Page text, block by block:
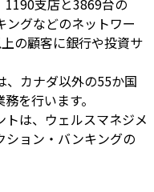
1190支店と3869台の
ングなどのネットワー
の顧客に銀行や投資サ
、カナダ以外の55か国
を行います。
は、ウェルスマネジメ
ション・バンキングの